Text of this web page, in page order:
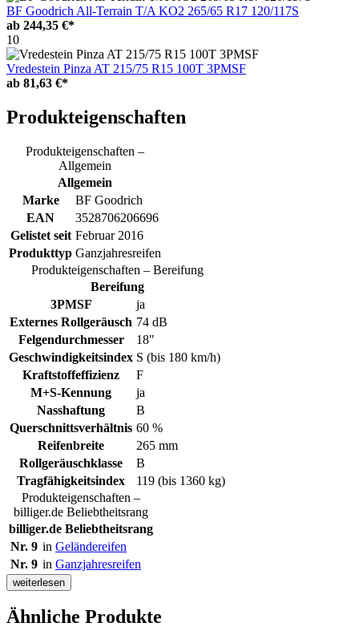
BF Goodrich All-Terrain T/A KO2 265/65 R17 120/117S
ab 244,35 €*
10
Vredestein Pinza AT 215/75 R15 100T 3PMSF
ab 81,63 €*
Produkteigenschaften
Produkteigenschaften –
Allgemein
Allgemein
Marke
BF Goodrich
EAN
3528706206696
Gelistet seit Februar 2016
Produkttyp Ganzjahresreifen
Produkteigenschaften – Bereifung
Bereifung
3PMSF
ja
Externes Rollgeräusch 74 dB
Felgendurchmesser
18"
Geschwindigkeitsindex S (bis 180 km/h)
Kraftstoffeffizienz
F
M+S-Kennung
ja
Nasshaftung
B
Querschnittsverhältnis 60 %
Reifenbreite
265 mm
Rollgeräuschklasse
B
Tragfähigkeitsindex
119 (bis 1360 kg)
Produkteigenschaften –
billiger.de Beliebtheitsrang
billiger.de Beliebtheitsrang
Nr. 9 in Geländereifen
Nr. 9 in Ganzjahresreifen
weiterlesen
Ähnliche Produkte